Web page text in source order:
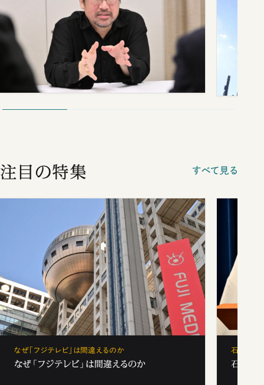
注目の特集 すべて見る
なぜ「フジテレビ」は間違えるのか
なぜ「フジテレビ」は間違えるのか
石破茂、
石破茂